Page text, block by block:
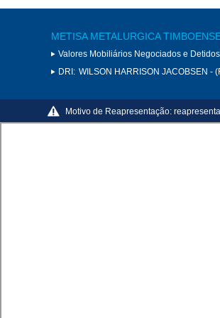
METISA METALURGICA
Valores Mobiliários Negociados e
DRI: WILSON HARRISON JACOBSEN -
Motivo de Reapresentação: